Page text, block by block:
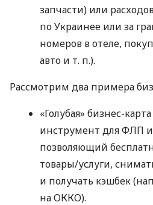
запчасти) или
по Украинее или за
номеров в отеле,
авто и т. п.).
Рассмотрим два примера
«Голубая» бизнес-
инструмент для ФЛП
позволяющий
товары/услуги,
и получать кэшбек
на ОККО).